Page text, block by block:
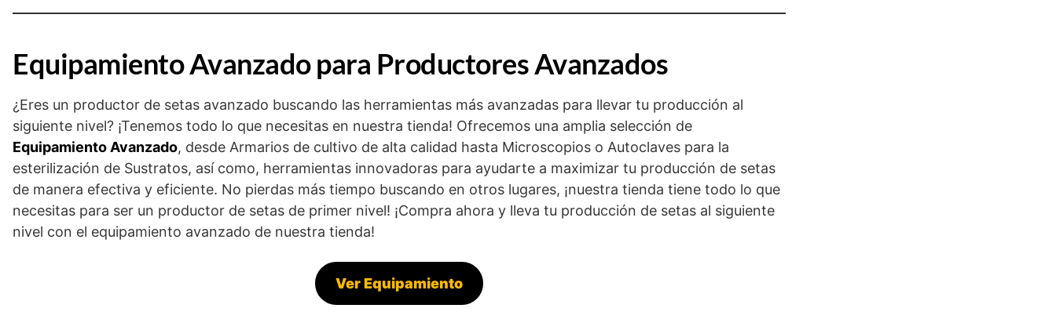
Equipamiento Avanzado para Productores Avanzados
¿Eres un productor de setas avanzado buscando las herramientas más avanzadas para llevar tu producción al
siguiente nivel? ¡Tenemos todo lo que necesitas en nuestra tienda! Ofrecemos una amplia selección de
Equipamiento Avanzado, desde Armarios de cultivo de alta calidad hasta Microscopios o Autoclaves para la
esterilización de Sustratos, así como, herramientas innovadoras para ayudarte a maximizar tu producción de setas
de manera efectiva y eficiente. No pierdas más tiempo buscando en otros lugares, ¡nuestra tienda tiene todo lo que
necesitas para ser un productor de setas de primer nivel! ¡Compra ahora y lleva tu producción de setas al siguiente
nivel con el equipamiento avanzado de nuestra tienda!
Ver Equipamiento